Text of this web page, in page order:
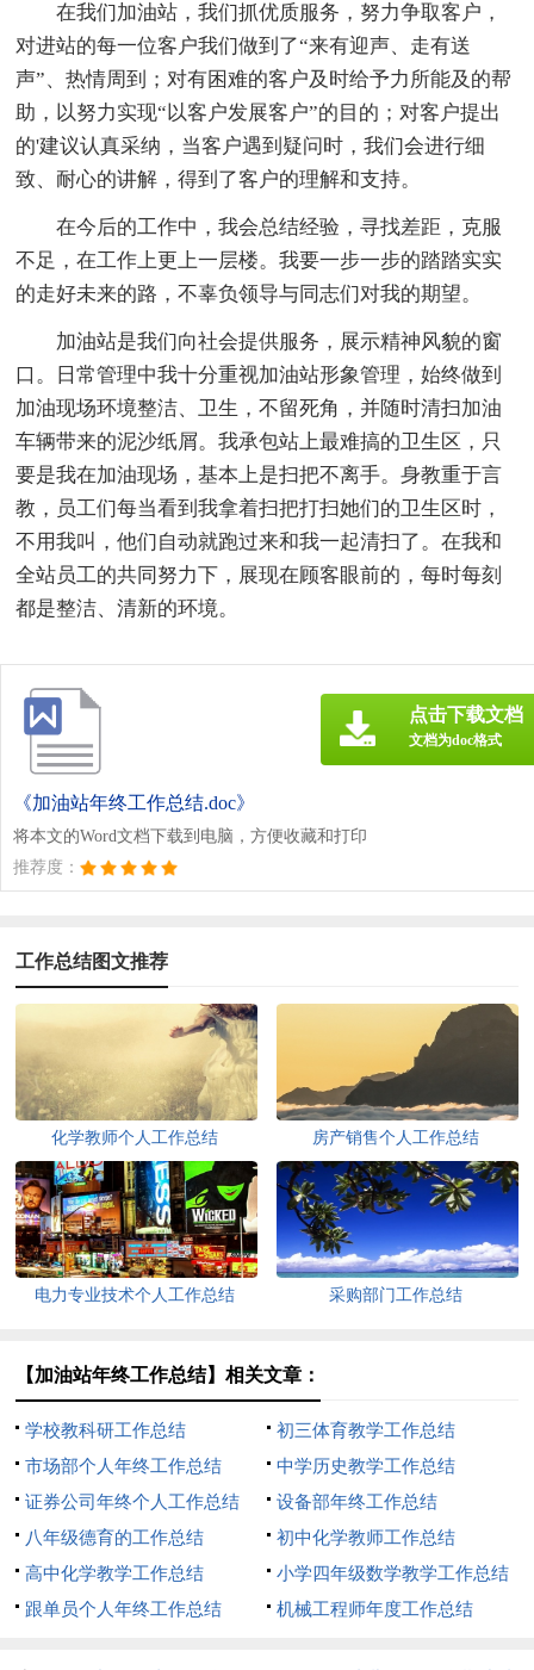
在我们加油站，我们抓优质服务，努力争取客户，
对进站的每一位客户我们做到了“来有迎声、走有送
声”、热情周到；对有困难的客户及时给予力所能及的帮
助，以努力实现“以客户发展客户”的目的；对客户提出
的'建议认真采纳，当客户遇到疑问时，我们会进行细
致、耐心的讲解，得到了客户的理解和支持。
在今后的工作中，我会总结经验，寻找差距，克服
不足，在工作上更上一层楼。我要一步一步的踏踏实实
的走好未来的路，不辜负领导与同志们对我的期望。
加油站是我们向社会提供服务，展示精神风貌的窗
口。日常管理中我十分重视加油站形象管理，始终做到
加油现场环境整洁、卫生，不留死角，并随时清扫加油
车辆带来的泥沙纸屑。我承包站上最难搞的卫生区，只
要是我在加油现场，基本上是扫把不离手。身教重于言
教，员工们每当看到我拿着扫把打扫她们的卫生区时，
不用我叫，他们自动就跑过来和我一起清扫了。在我和
全站员工的共同努力下，展现在顾客眼前的，每时每刻
都是整洁、清新的环境。
《加油站年终工作总结.doc》
将本文的Word文档下载到电脑，方便收藏和打印
推荐度：
点击下载文档
文档为doc格式
工作总结图文推荐
化学教师个人工作总结 房产销售个人工作总结
电力专业技术个人工作总结 采购部门工作总结
【加油站年终工作总结】相关文章：
学校教科研工作总结
初三体育教学工作总结
市场部个人年终工作总结
中学历史教学工作总结
证券公司年终个人工作总结
设备部年终工作总结
八年级德育的工作总结
初中化学教师工作总结
高中化学教学工作总结
小学四年级数学教学工作总结
跟单员个人年终工作总结
机械工程师年度工作总结